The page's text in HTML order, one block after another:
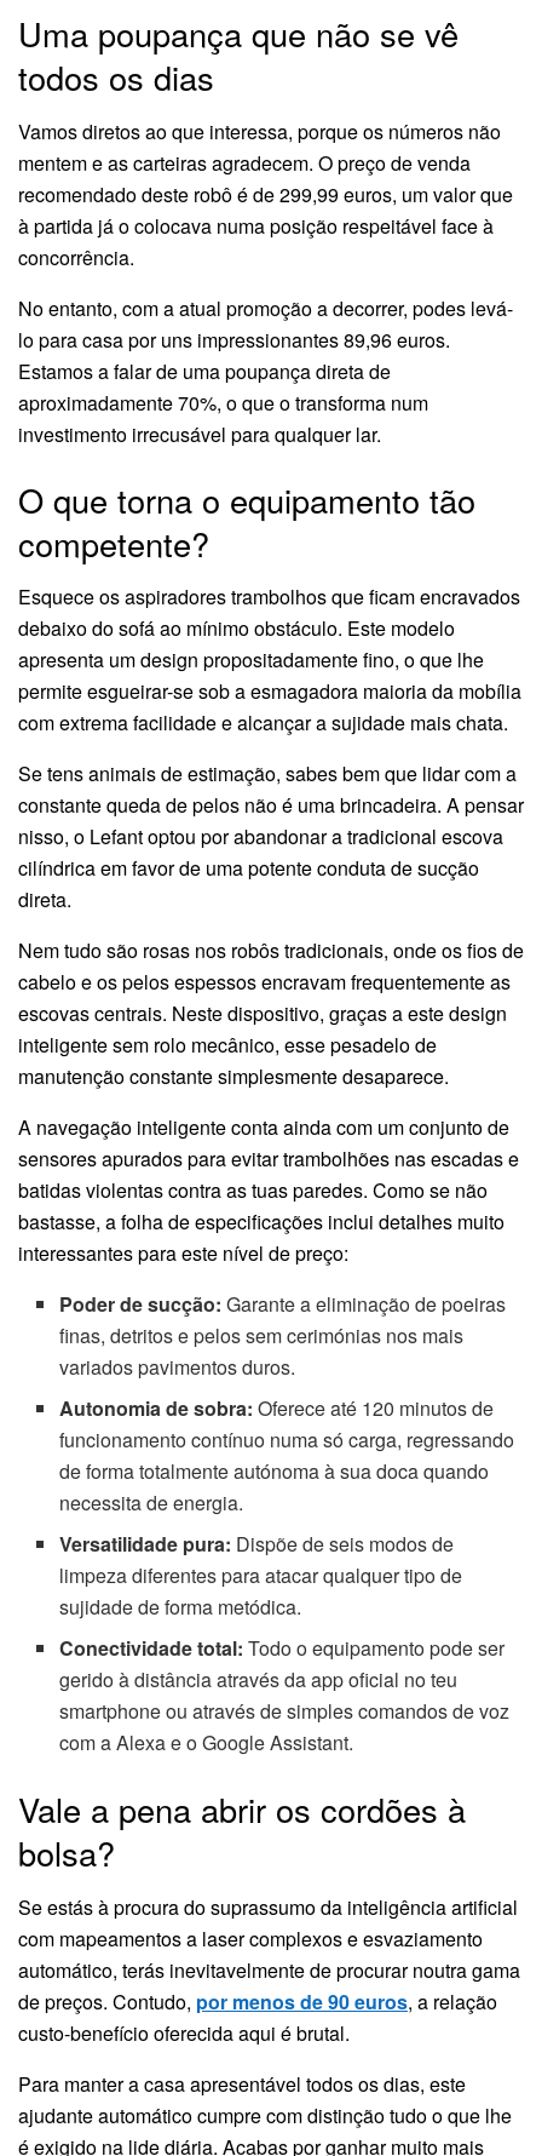
Uma poupança que não se vê
todos os dias
Vamos diretos ao que interessa, porque os números não
mentem e as carteiras agradecem. O preço de venda
recomendado deste robô é de 299,99 euros, um valor que
à partida já o colocava numa posição respeitável face à
concorrência.
No entanto, com a atual promoção a decorrer, podes levá-
lo para casa por uns impressionantes 89,96 euros.
Estamos a falar de uma poupança direta de
aproximadamente 70%, o que o transforma num
investimento irrecusável para qualquer lar.
O que torna o equipamento tão
competente?
Esquece os aspiradores trambolhos que ficam encravados
debaixo do sofá ao mínimo obstáculo. Este modelo
apresenta um design propositadamente fino, o que lhe
permite esgueirar-se sob a esmagadora maioria da mobília
com extrema facilidade e alcançar a sujidade mais chata.
Se tens animais de estimação, sabes bem que lidar com a
constante queda de pelos não é uma brincadeira. A pensar
nisso, o Lefant optou por abandonar a tradicional escova
cilíndrica em favor de uma potente conduta de sucção
direta.
Nem tudo são rosas nos robôs tradicionais, onde os fios de
cabelo e os pelos espessos encravam frequentemente as
escovas centrais. Neste dispositivo, graças a este design
inteligente sem rolo mecânico, esse pesadelo de
manutenção constante simplesmente desaparece.
A navegação inteligente conta ainda com um conjunto de
sensores apurados para evitar trambolhões nas escadas e
batidas violentas contra as tuas paredes. Como se não
bastasse, a folha de especificações inclui detalhes muito
interessantes para este nível de preço:
Poder de sucção: Garante a eliminação de poeiras
finas, detritos e pelos sem cerimónias nos mais
variados pavimentos duros.
Autonomia de sobra: Oferece até 120 minutos de
funcionamento contínuo numa só carga, regressando
de forma totalmente autónoma à sua doca quando
necessita de energia.
Versatilidade pura: Dispõe de seis modos de
limpeza diferentes para atacar qualquer tipo de
sujidade de forma metódica.
Conectividade total: Todo o equipamento pode ser
gerido à distância através da app oficial no teu
smartphone ou através de simples comandos de voz
com a Alexa e o Google Assistant.
Vale a pena abrir os cordões à
bolsa?
Se estás à procura do suprassumo da inteligência artificial
com mapeamentos a laser complexos e esvaziamento
automático, terás inevitavelmente de procurar noutra gama
de preços. Contudo, por menos de 90 euros, a relação
custo-benefício oferecida aqui é brutal.
Para manter a casa apresentável todos os dias, este
ajudante automático cumpre com distinção tudo o que lhe
é exigido na lide diária. Acabas por ganhar muito mais